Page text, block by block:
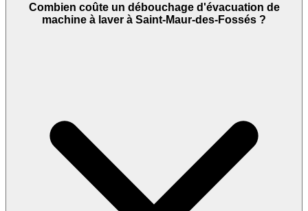
Combien coûte un débouchage d'évacuation de
machine à laver à Saint-Maur-des-Fossés ?